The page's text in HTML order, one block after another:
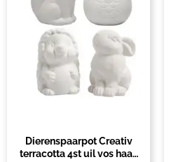
Dierenspaarpot Creativ
terracotta 4st uil vos haas